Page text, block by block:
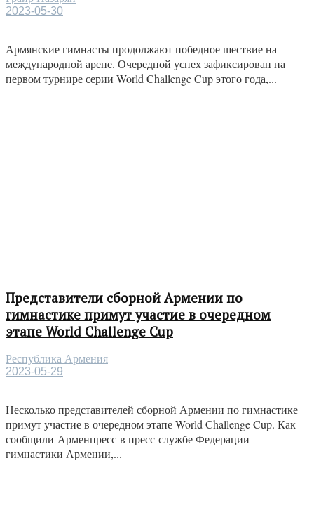
2023-05-30
Армянские гимнасты продолжают победное шествие на
международной арене. Очередной успех зафиксирован на
первом турнире серии World Challenge Cup этого года,...
Представители сборной Армении по
гимнастике примут участие в очередном
этапе World Challenge Cup
Республика Армения
2023-05-29
Несколько представителей сборной Армении по гимнастике
примут участие в очередном этапе World Challenge Cup. Как
сообщили Арменпресс в пресс-службе Федерации
гимнастики Армении,...